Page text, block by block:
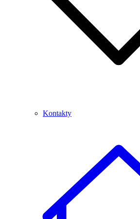
Kontakty